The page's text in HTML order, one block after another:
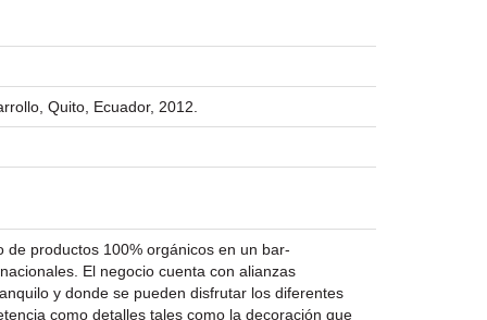
Quito, Ecuador, 2012.
productos 100% orgánicos en un bar-
El negocio cuenta con alianzas
y donde se pueden disfrutar los diferentes
como detalles tales como la decoración que